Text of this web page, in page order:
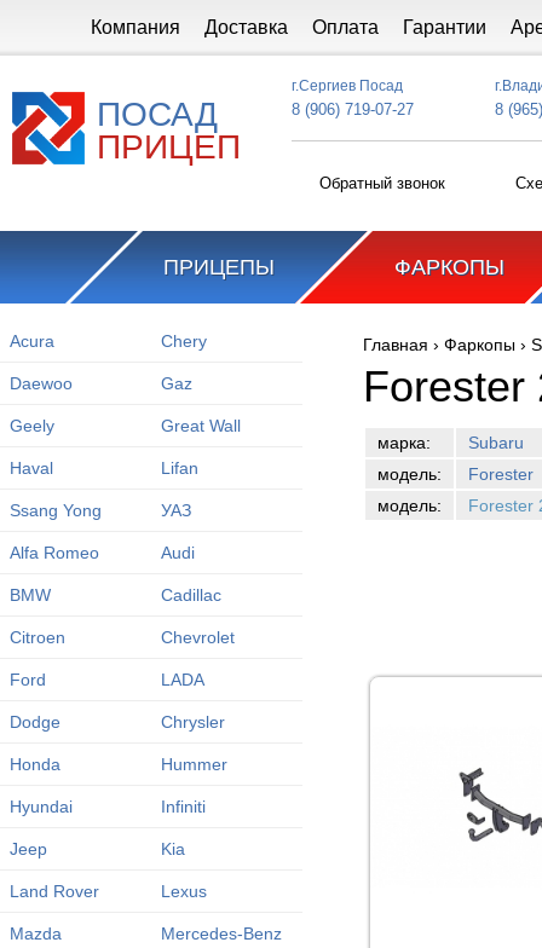
Компания Доставка Оплата Гарантии
ПОСАД
ПРИЦЕП
г.Сергиев Посад
8 (906) 719-07-27 8
Обратный звонок
ПРИЦЕПЫ ФАРКОПЫ
Acura Chery
Daewoo Gaz
Geely Great Wall
Haval Lifan
Ssang Yong УАЗ
Alfa Romeo Audi
BMW Cadillac
Citroen Chevrolet
Ford LADA
Dodge Chrysler
Honda Hummer
Hyundai Infiniti
Jeep Kia
Land Rover Lexus
Mazda Mercedes-Benz
Вы здесь
Главная › Фаркопы ›
Forester
марка:
Subaru
модель:
Forester
модель:
Forester